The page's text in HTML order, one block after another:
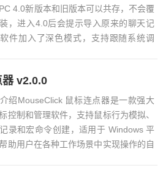
4.0新版本和旧版本可以共存，不会覆
，进入4.0后会提示导入原来的聊天记
件加入了深色模式，支持跟随系统调
字号大小。...
v2.0.0
绍MouseClick 鼠标连点器是一款强大
控制和管理软件，支持鼠标行为模拟、
录和宏命令创建，适用于 Windows 平
助用户在各种工作场景中实现操作的自